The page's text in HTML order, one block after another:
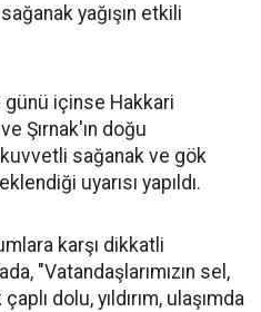
yağışın etkili
günü içinse Hakkari
Şırnak'ın doğu
sağanak ve gök
uyarısı yapıldı.
karşı dikkatli
"Vatandaşlarımızın sel,
dolu, yıldırım, ulaşımda